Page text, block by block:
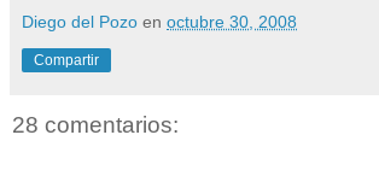
Diego del Pozo en octubre 30, 2008
Compartir
28 comentarios: